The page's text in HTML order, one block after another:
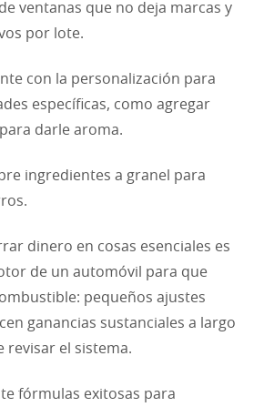
ventanas que no deja marcas y
por lote.
con la personalización para
específicas, como agregar
darle aroma.
ingredientes a granel para
dinero en cosas esenciales es
de un automóvil para que
pequeños ajustes
ganancias sustanciales a largo
revisar el sistema.
fórmulas exitosas para